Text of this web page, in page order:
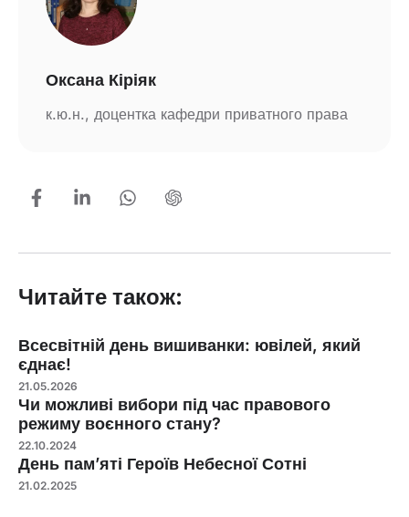
Оксана Кіріяк
к.ю.н., доцентка кафедри приватного права
Читайте також:
Всесвітній день вишиванки: ювілей, який
єднає!
21.05.2026
Чи можливі вибори під час правового
режиму воєнного стану?
22.10.2024
День пам’яті Героїв Небесної Сотні
21.02.2025